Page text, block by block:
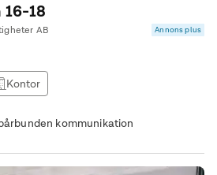
18
AB Annons plus
Kontor
spårbunden kommunikation